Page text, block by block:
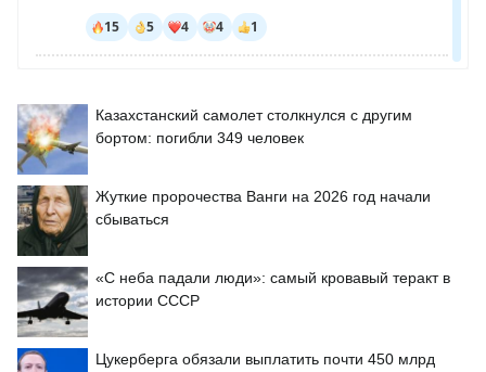
Казахстанский самолет столкнулся с другим
бортом: погибли 349 человек
Жуткие пророчества Ванги на 2026 год начали
сбываться
«С неба падали люди»: самый кровавый теракт в
истории СССР
Цукерберга обязали выплатить почти 450 млрд